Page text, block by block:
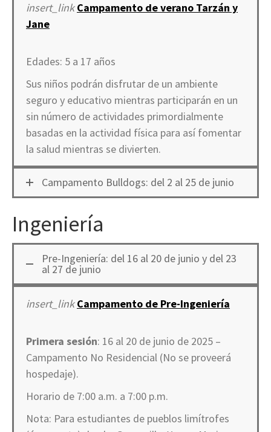
insert_link Campamento de verano Tarzán y
Jane
Edades: 5 a 17 años
Sus niños podrán disfrutar de un ambiente
seguro y educativo mientras participarán en un
sin número de actividades primordialmente
basadas en la actividad física para así fomentar
la salud mientras se divierten.
Campamento Bulldogs: del 2 al 25 de junio
Ingeniería
Pre-Ingeniería: del 16 al 20 de junio y del 23
al 27 de junio
insert_link Campamento de Pre-Ingeniería
Primera sesión: 16 al 20 de junio de 2025 –
Campamento No Residencial (No se proveerá
hospedaje).
Horario de 7:00 a.m. a 7:00 p.m.
Nota: Para estudiantes de pueblos limítrofes